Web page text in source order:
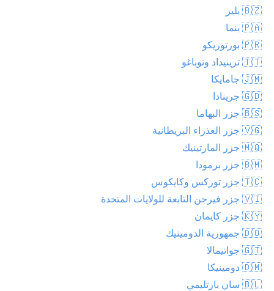
🇧🇿 بليز
🇵🇦 بنما
🇵🇷 بورتوريكو
🇹🇹 ترينيداد وتوباغو
🇯🇲 جامايكا
🇬🇩 جرينادا
🇧🇸 جزر البهاما
🇻🇬 جزر العذراء البريطانية
🇲🇶 جزر المارتينيك
🇧🇲 جزر برمودا
🇹🇨 جزر توركس وكايكوس
🇻🇮 جزر فيرجن التابعة للولايات المتحدة
🇰🇾 جزر كايمان
🇩🇴 جمهورية الدومينيك
🇬🇹 جواتيمالا
🇩🇲 دومينيكا
🇧🇱 سان بارتليمي